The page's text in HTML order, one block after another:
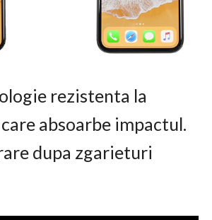
rezistenta la
absoarbe impactul.
dupa zgarieturi